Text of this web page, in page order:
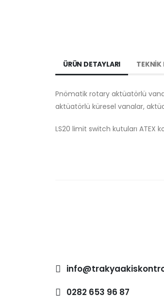
ÜRÜN DETAYLARI TEKNİK
Pnömatik rotary aktüatörlü
aktüatörlü küresel vanalar,
LS20 limit switch kutuları ATEX
0282 653 96 87